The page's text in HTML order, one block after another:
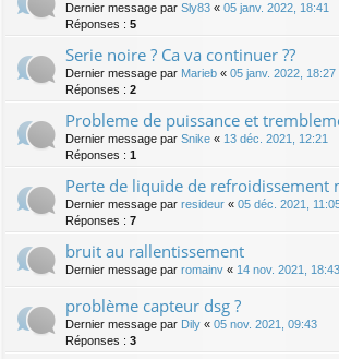
Dernier message par Sly83 « 05 janv. 2022, 18:41
Réponses : 5
Serie noire ? Ca va continuer ??
Dernier message par Marieb « 05 janv. 2022, 18:27
Réponses : 2
Probleme de puissance et
Dernier message par Snike « 13 déc. 2021, 12:21
Réponses : 1
Perte de liquide de refroidissement
Dernier message par resideur « 05 déc. 2021,
Réponses : 7
bruit au rallentissement
Dernier message par romainv « 14 nov. 2021, 18:43
problème capteur dsg ?
Dernier message par Dily « 05 nov. 2021, 09:43
Réponses : 3